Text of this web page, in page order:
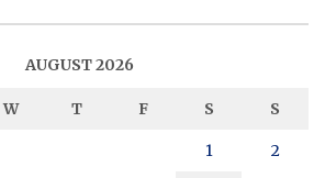
AUGUST 2026
W T F S S
1 2